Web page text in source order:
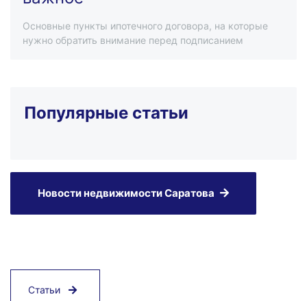
Основные пункты ипотечного договора, на которые
нужно обратить внимание перед подписанием
Популярные статьи
Новости недвижимости Саратова
Статьи